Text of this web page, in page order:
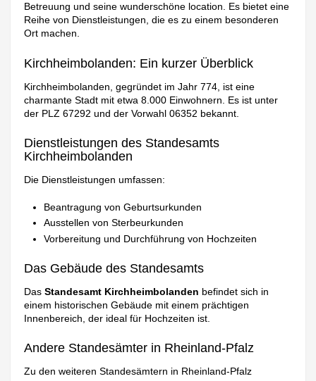
Betreuung und seine wunderschöne location. Es bietet eine
Reihe von Dienstleistungen, die es zu einem besonderen
Ort machen.
Kirchheimbolanden: Ein kurzer Überblick
Kirchheimbolanden, gegründet im Jahr 774, ist eine
charmante Stadt mit etwa 8.000 Einwohnern. Es ist unter
der PLZ 67292 und der Vorwahl 06352 bekannt.
Dienstleistungen des Standesamts
Kirchheimbolanden
Die Dienstleistungen umfassen:
Beantragung von Geburtsurkunden
Ausstellen von Sterbeurkunden
Vorbereitung und Durchführung von Hochzeiten
Das Gebäude des Standesamts
DasStandesamt Kirchheimbolanden befindet sich in
einem historischen Gebäude mit einem prächtigen
Innenbereich, der ideal für Hochzeiten ist.
Andere Standesämter in Rheinland-Pfalz
Zu den weiteren Standesämtern in Rheinland-Pfalz